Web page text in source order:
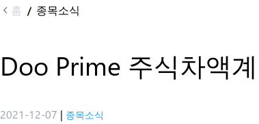
홈 / 종목소식
Doo Prime 주식차액
2021-12-07 | 종목소식